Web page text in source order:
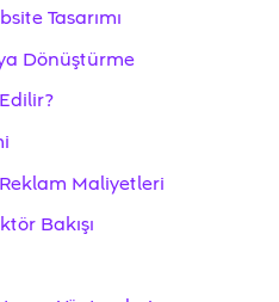
Tasarımı
Dönüştürme
Maliyetleri
Bakışı